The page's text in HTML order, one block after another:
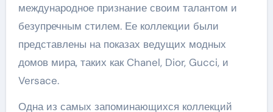
международное признание своим талантом и
безупречным стилем. Ее коллекции были
представлены на показах ведущих модных
домов мира, таких как Chanel, Dior, Gucci, и
Versace.
Одна из самых запоминающихся коллекций